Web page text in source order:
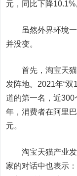
元，同比下降10.1%
虽然外界环境一
并没变。
首先，淘宝天猫
发阵地。2021年“
道的第一名，近
年，消费者在阿里
元。
淘宝天猫产业发
家的对话中也表示